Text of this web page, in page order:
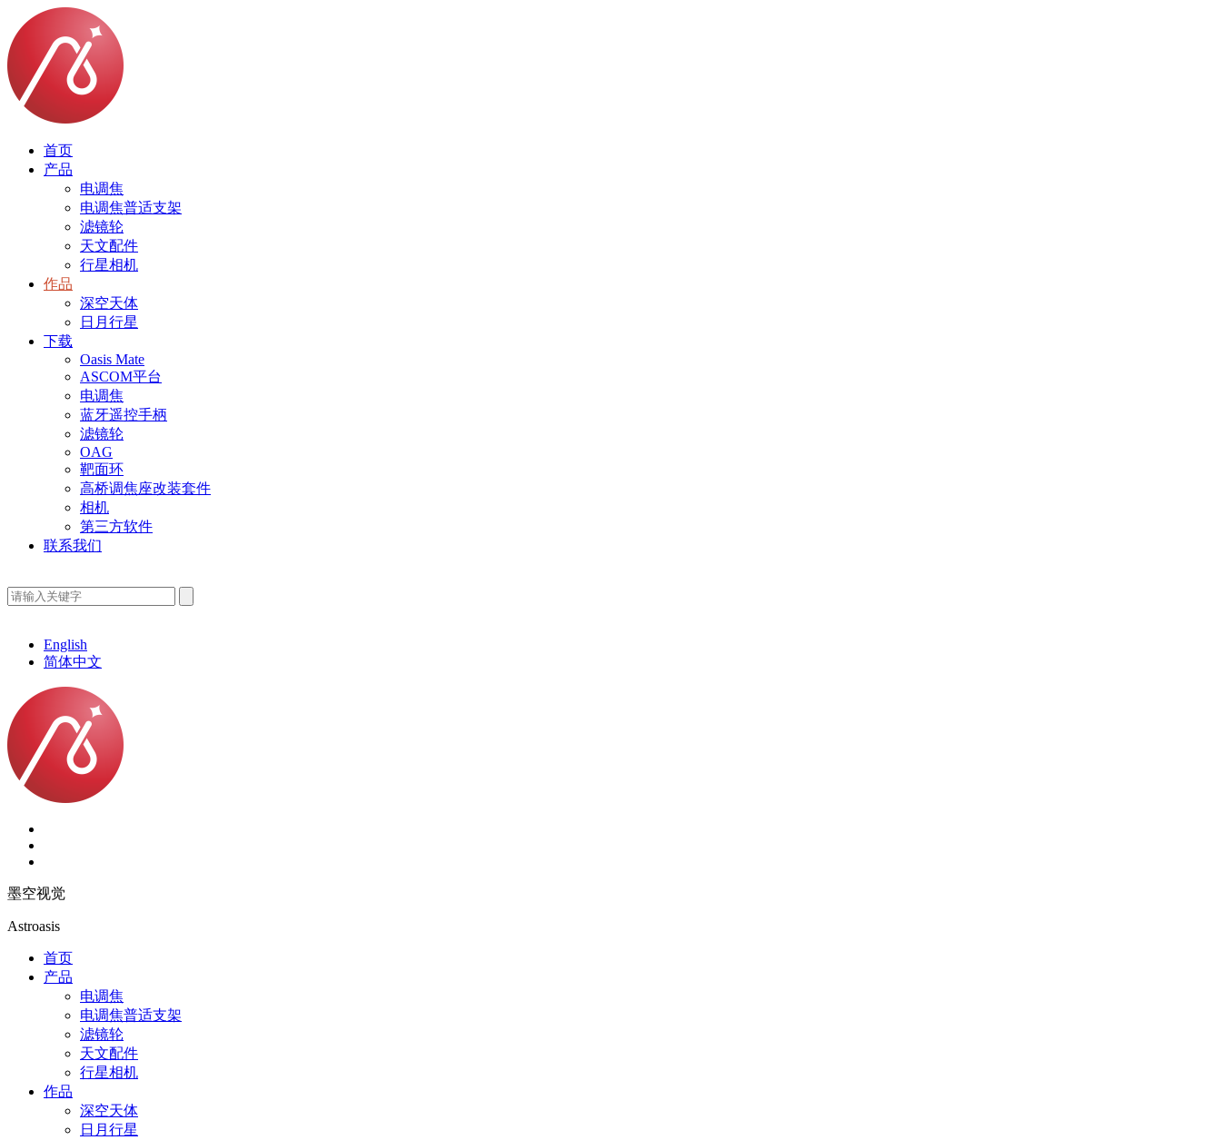
首页
产品
电调焦
电调焦普适支架
滤镜轮
天文配件
行星相机
作品
深空天体
日月行星
下载
Oasis Mate
ASCOM平台
电调焦
蓝牙遥控手柄
滤镜轮
OAG
靶面环
高桥调焦座改装套件
相机
第三方软件
联系我们
English
简体中文
墨空视觉
Astroasis
首页
产品
电调焦
电调焦普适支架
滤镜轮
天文配件
行星相机
作品
深空天体
日月行星